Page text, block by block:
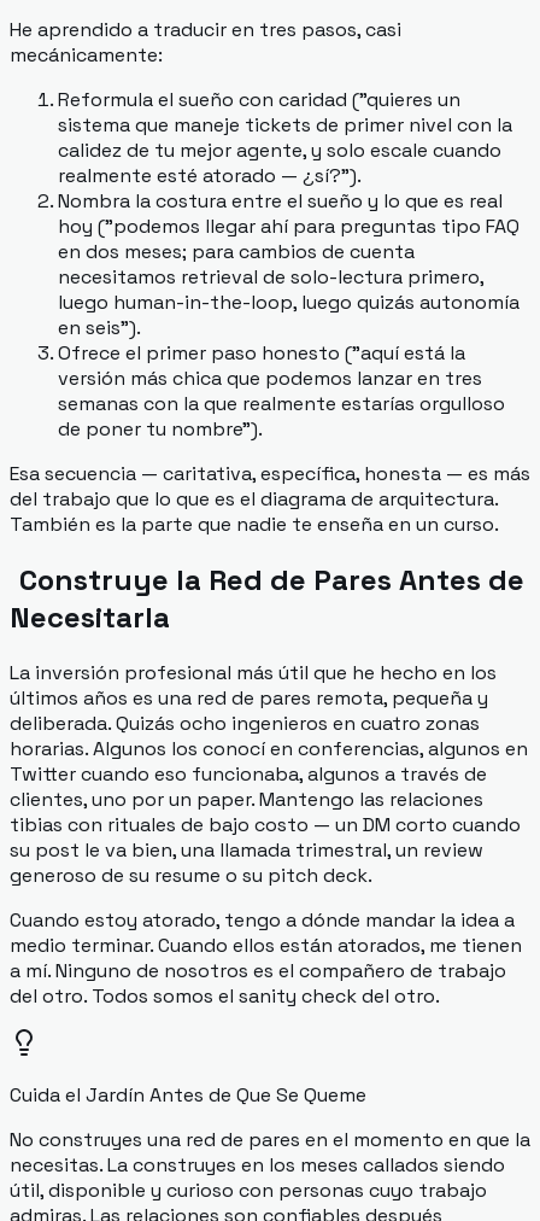
He aprendido a traducir en tres pasos, casi
mecánicamente:
Reformula el sueño con caridad ("quieres un
sistema que maneje tickets de primer nivel con la
calidez de tu mejor agente, y solo escale cuando
realmente esté atorado — ¿sí?").
Nombra la costura entre el sueño y lo que es real
hoy ("podemos llegar ahí para preguntas tipo FAQ
en dos meses; para cambios de cuenta
necesitamos retrieval de solo-lectura primero,
luego human-in-the-loop, luego quizás autonomía
en seis").
Ofrece el primer paso honesto ("aquí está la
versión más chica que podemos lanzar en tres
semanas con la que realmente estarías orgulloso
de poner tu nombre").
Esa secuencia — caritativa, específica, honesta — es más
del trabajo que lo que es el diagrama de arquitectura.
También es la parte que nadie te enseña en un curso.
Construye la Red de Pares Antes de
Necesitarla
La inversión profesional más útil que he hecho en los
últimos años es una red de pares remota, pequeña y
deliberada. Quizás ocho ingenieros en cuatro zonas
horarias. Algunos los conocí en conferencias, algunos en
Twitter cuando eso funcionaba, algunos a través de
clientes, uno por un paper. Mantengo las relaciones
tibias con rituales de bajo costo — un DM corto cuando
su post le va bien, una llamada trimestral, un review
generoso de su resume o su pitch deck.
Cuando estoy atorado, tengo a dónde mandar la idea a
medio terminar. Cuando ellos están atorados, me tienen
a mí. Ninguno de nosotros es el compañero de trabajo
del otro. Todos somos el sanity check del otro.
Cuida el Jardín Antes de Que Se Queme
No construyes una red de pares en el momento en que la
necesitas. La construyes en los meses callados siendo
útil, disponible y curioso con personas cuyo trabajo
admiras. Las relaciones son confiables después